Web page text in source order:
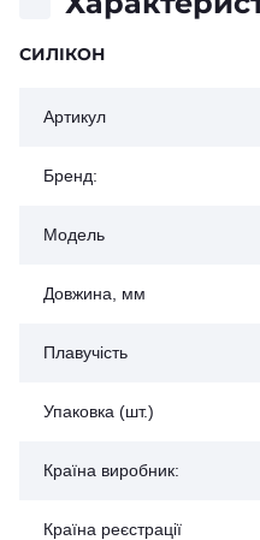
СИЛІКОН
Артикул
Бренд:
Модель
Довжина, мм
Плавучість
Упаковка (шт.)
Країна виробник:
Країна реєстрації